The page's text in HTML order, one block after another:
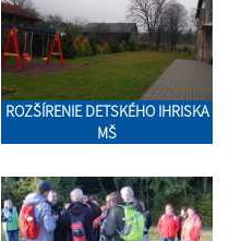
ROZŠÍRENIE DETSKÉHO IHRISKA
MŠ